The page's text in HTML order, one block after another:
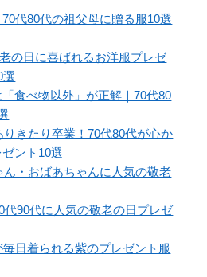
代80代の祖父母に贈る服10選
の日に喜ばれるお洋服プレゼ
選
食べ物以外」が正解｜70代80
りきたり卒業！70代80代が心か
ント10選
・おばあちゃんに人気の敬老
代90代に人気の敬老の日プレゼ
日着られる紫のプレゼント服